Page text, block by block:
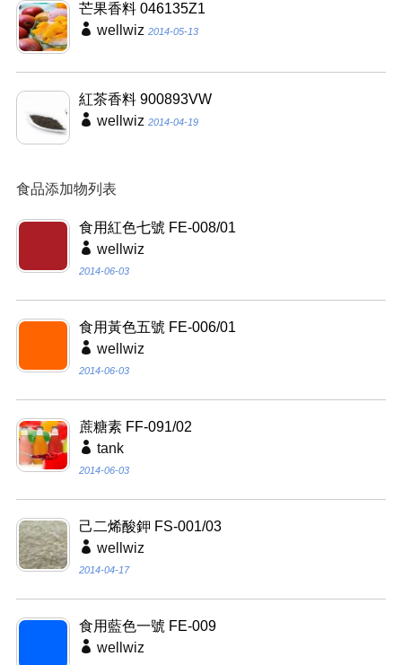
芒果香料 046135Z1
wellwiz 2014-05-13
紅茶香料 900893VW
wellwiz 2014-04-19
食品添加物列表
食用紅色七號 FE-008/01
wellwiz
2014-06-03
食用黃色五號 FE-006/01
wellwiz
2014-06-03
蔗糖素 FF-091/02
tank
2014-06-03
己二烯酸鉀 FS-001/03
wellwiz
2014-04-17
食用藍色一號 FE-009
wellwiz